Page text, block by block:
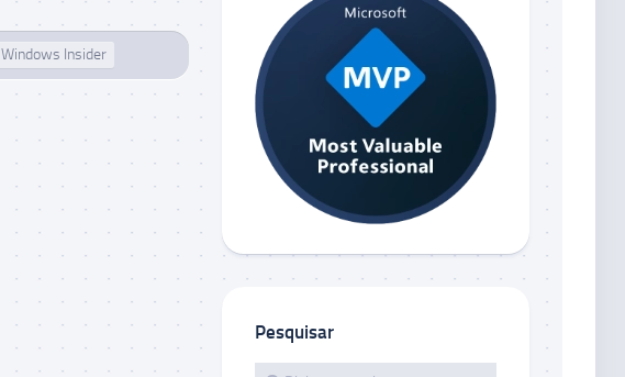
Windows Insider
Pesquisar